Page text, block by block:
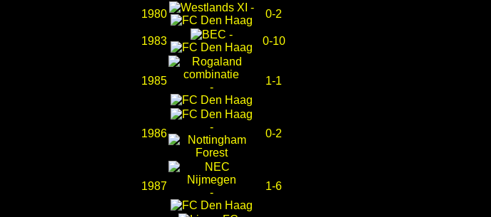
1980
-
0-2
1983
-
0-10
1985
-
1-1
1986
-
0-2
1987
-
1-6